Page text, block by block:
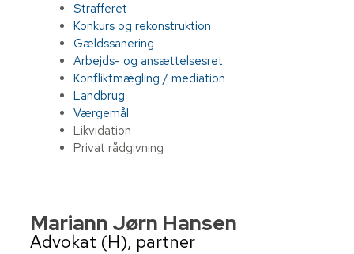
Mariann Jørn Hansen
​Advokat (H), partner
Strafferet
Konkurs og rekonstruktion
Gældssanering
Arbejds- og ansættelsesret
Konfliktmægling / mediation
Landbrug
Værgemål
Likvidation
Privat rådgivning